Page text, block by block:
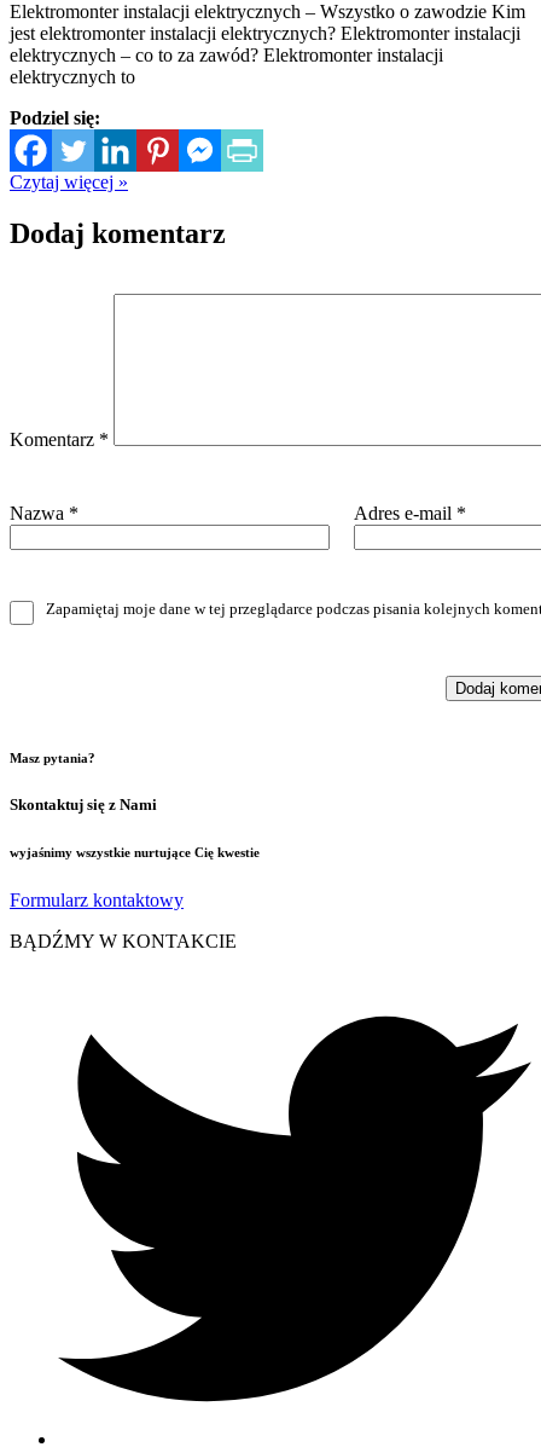
Elektromonter instalacji elektrycznych – Wszystko o zawodzie Kim
jest elektromonter instalacji elektrycznych? Elektromonter instalacji
elektrycznych – co to za zawód? Elektromonter instalacji
elektrycznych to
Podziel się:
Czytaj więcej »
Dodaj komentarz
Komentarz *
Nazwa * Adres e-mail *
Zapamiętaj moje dane w tej przeglądarce podczas pisania kolejnych
Masz pytania?
Skontaktuj się z Nami
wyjaśnimy wszystkie nurtujące Cię kwestie
Formularz kontaktowy
BĄDŹMY W KONTAKCIE